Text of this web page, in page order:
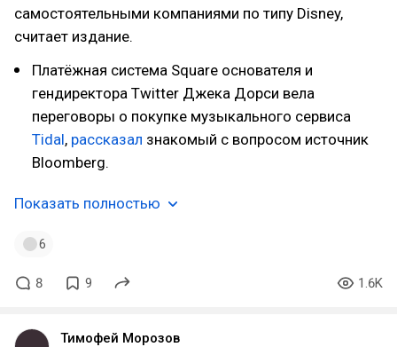
самостоятельными компаниями по типу Disney,
считает издание.
Платёжная система Square основателя и
гендиректора Twitter Джека Дорси вела
переговоры о покупке музыкального сервиса
Tidal, рассказал знакомый с вопросом источник
Bloomberg.
Показать полностью
6
8 9 1.6K
Тимофей Морозов